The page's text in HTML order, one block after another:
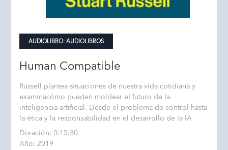
AUDIOLIBRO:AUDIOLIBROS
Human Compatible
Russell plantea situaciones de nuestra vida cotidiana y
examinacómo pueden moldear el futuro de la
inteligencia artificial. Desde el problema de control hasta
la ética y la responsabilidad en el desarrollo de la IA
Duración: 0:15:30
Año: 2019